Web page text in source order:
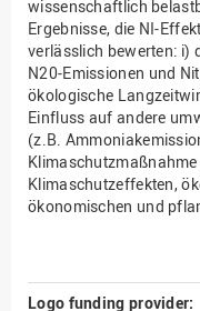
wissenschaftlich
Ergebnisse, die NI-
verlässlich bewerten: i)
N20-Emissionen und
ökologische
Einfluss auf andere
(z.B.
Klimaschutzeffekten,
ökonomischen und
Logo funding provider: